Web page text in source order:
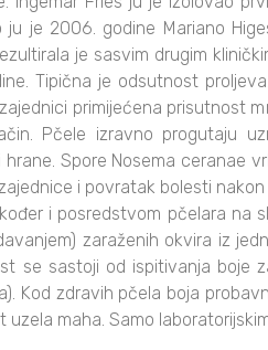
je 2006. godine Mariano
je sasvim drugim
Tipična je odsutnost
primijećena prisutnost
Pčele izravno progutaju
Spore Nosema ceranae
i povratak bolesti
i posredstvom pčelara
zaraženih okvira iz
se sastoji od ispitivanja
Kod zdravih pčela boja
maha. Samo